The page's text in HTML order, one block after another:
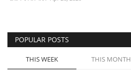
বিনোদন
দেশজুড়ে
POPULAR POSTS
THIS WEEK THIS MONTH